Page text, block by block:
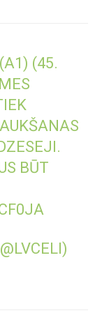
(45.
.
BŪT